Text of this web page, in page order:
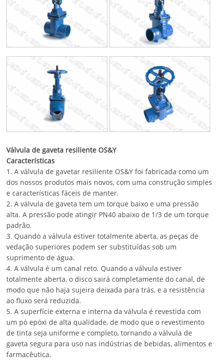
Válvula de gaveta resiliente OS&Y
Características
1. A válvula de gavetar resiliente OS&Y foi fabricada como um
dos nossos produtos mais novos, com uma construção simples
e características fáceis de manter.
2. A válvula de gaveta tem um torque baixo e uma pressão
alta. A pressão pode atingir PN40 abaixo de 1/3 de um torque
padrão.
3. Quando a válvula estiver totalmente aberta, as peças de
vedação superiores podem ser substituídas sob um
suprimento de água.
4. A válvula é um canal reto. Quando a válvula estiver
totalmente aberta, o disco sairá completamente do canal, de
modo que não haja sujeira deixada para trás, e a resistência
ao fluxo será reduzida.
5. A superfície externa e interna da válvula é revestida com
um pó epóxi de alta qualidade, de modo que o revestimento
de tinta seja uniforme e completo, tornando a válvula de
gaveta segura para uso nas indústrias de bebidas, alimentos e
farmacêutica.